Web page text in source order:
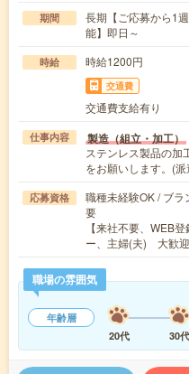
期間
長期【ご応募から1
能】即日～
時給 時給1200円
交通費
交通費支給有り
仕事内容 製造（組立・加工）
ステンレス製品の加
をお願いします。(
応募資格
職種未経験OK / ブラ
要
【来社不要、WEB
ー、主婦(夫) 大歓
職場の雰囲気
年齢層
20代
30代